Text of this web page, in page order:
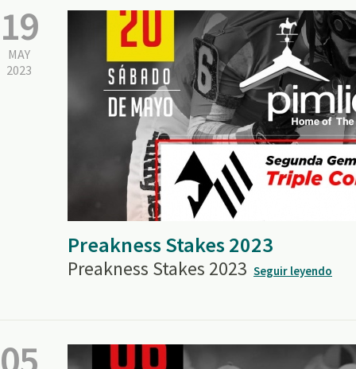
19
MAY
2023
Preakness Stakes 2023
Preakness Stakes 2023 Seguir leyendo